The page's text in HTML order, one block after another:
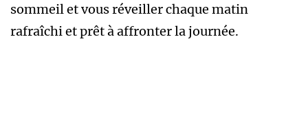
sommeil et vous réveiller chaque matin
rafraîchi et prêt à affronter la journée.